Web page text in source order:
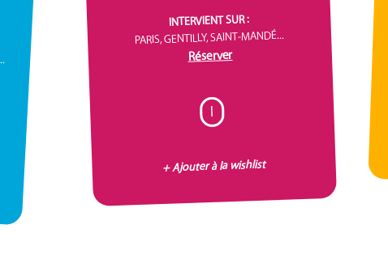
INTERVIENT SUR :
PARIS, GENTILLY, SAINT-MANDÉ...
Réserver
I
+ Ajouter à la wishlist